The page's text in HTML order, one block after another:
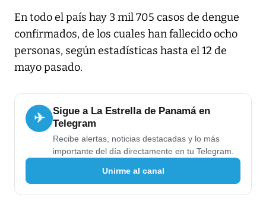
En todo el país hay 3 mil 705 casos de dengue
confirmados, de los cuales han fallecido ocho
personas, según estadísticas hasta el 12 de
mayo pasado.
✈
Sigue a La Estrella de Panamá en
Telegram
Recibe alertas, noticias destacadas y lo más
importante del día directamente en tu Telegram.
Unirme al canal